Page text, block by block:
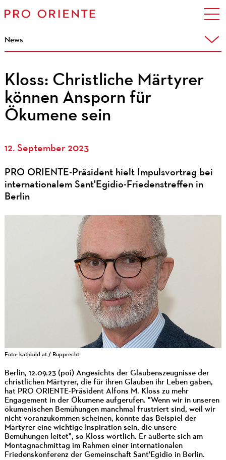
News
Kloss: Christliche Märtyrer
können Ansporn für
Ökumene sein
12. September 2023
PRO ORIENTE-Präsident hielt Impulsvortrag bei
internationalem Sant'Egidio-Friedenstreffen in
Berlin
Foto: kathbild.at / Rupprecht
Berlin, 12.09.23 (poi) Angesichts der Glaubenszeugnisse der
christlichen Märtyrer, die für ihren Glauben ihr Leben gaben,
hat PRO ORIENTE-Präsident Alfons M. Kloss zu mehr
Engagement in der Ökumene aufgerufen. "Wenn wir in unseren
ökumenischen Bemühungen manchmal frustriert sind, weil wir
nicht voranzukommen scheinen, könnte das Beispiel der
Märtyrer eine wichtige Inspiration sein, die unsere
Bemühungen leitet", so Kloss wörtlich. Er äußerte sich am
Montagnachmittag im Rahmen einer internationalen
Friedenskonferenz der Gemeinschaft Sant'Egidio in Berlin.